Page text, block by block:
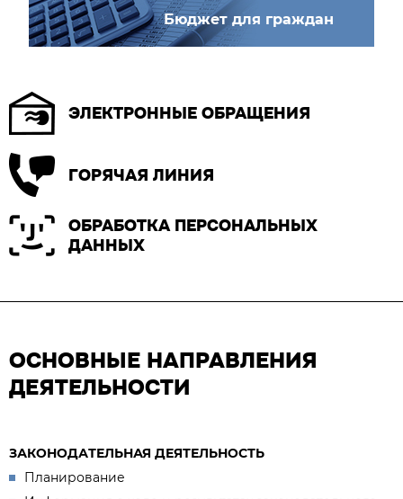
Бюджет для граждан
ЭЛЕКТРОННЫЕ ОБРАЩЕНИЯ
ГОРЯЧАЯ ЛИНИЯ
ОБРАБОТКА ПЕРСОНАЛЬНЫХ
ДАННЫХ
ОСНОВНЫЕ НАПРАВЛЕНИЯ
ДЕЯТЕЛЬНОСТИ
ЗАКОНОДАТЕЛЬНАЯ ДЕЯТЕЛЬНОСТЬ
Планирование